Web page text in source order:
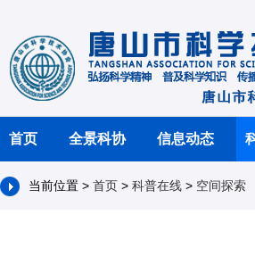
首页 全景科协 信息动态
当前位置 > 首页 > 科普在线 > 空间探索